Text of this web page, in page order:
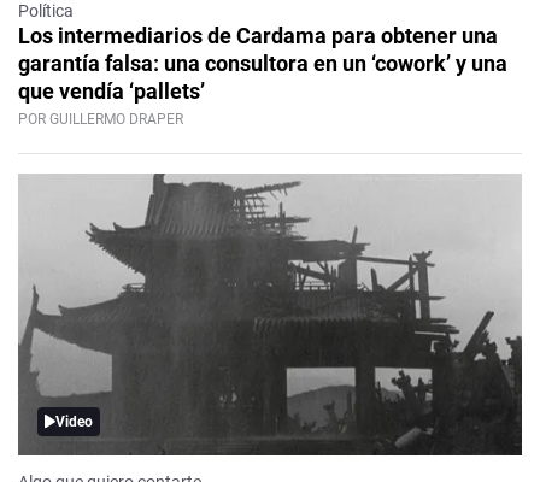
Política
Los intermediarios de Cardama para obtener una
garantía falsa: una consultora en un ‘cowork’ y una
que vendía ‘pallets’
POR GUILLERMO DRAPER
Video